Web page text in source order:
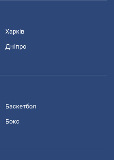
Харків
Дніпро
Баскетбол
Бокс